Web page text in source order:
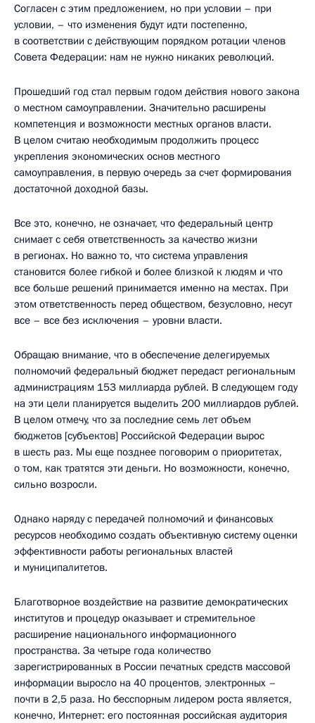
Согласен с этим предложением, но при условии – при
условии, – что изменения будут идти постепенно,
в соответствии с действующим порядком ротации членов
Совета Федерации: нам не нужно никаких революций.
Прошедший год стал первым годом действия нового закона
о местном самоуправлении. Значительно расширены
компетенция и возможности местных органов власти.
В целом считаю необходимым продолжить процесс
укрепления экономических основ местного
самоуправления, в первую очередь за счет формирования
достаточной доходной базы.
Все это, конечно, не означает, что федеральный центр
снимает с себя ответственность за качество жизни
в регионах. Но важно то, что система управления
становится более гибкой и более близкой к людям и что
все больше решений принимается именно на местах. При
этом ответственность перед обществом, безусловно, несут
все – все без исключения – уровни власти.
Обращаю внимание, что в обеспечение делегируемых
полномочий федеральный бюджет передаст региональным
администрациям 153 миллиарда рублей. В следующем году
на эти цели планируется выделить 200 миллиардов рублей.
В целом отмечу, что за последние семь лет объем
бюджетов [субъектов] Российской Федерации вырос
в шесть раз. Мы еще позднее поговорим о приоритетах,
о том, как тратятся эти деньги. Но возможности, конечно,
сильно возросли.
Однако наряду с передачей полномочий и финансовых
ресурсов необходимо создать объективную систему оценки
эффективности работы региональных властей
и муниципалитетов.
Благотворное воздействие на развитие демократических
институтов и процедур оказывает и стремительное
расширение национального информационного
пространства. За четыре года количество
зарегистрированных в России печатных средств массовой
информации выросло на 40 процентов, электронных –
почти в 2,5 раза. Но бесспорным лидером роста является,
конечно, Интернет: его постоянная российская аудитория